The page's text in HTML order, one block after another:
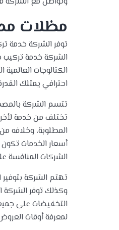
مظلات
توفر الشركة خدمة
الشركة خدمة تركيب
الكتالوجات
احترافي يمتلك
تتسم الشركة
تختلف من خدمة
المطلوبة، وخلافه
أسعار الخدمات
الشركات المنافسة
تهتم الشركة
وكذلك توفر الشركة
التخفيضات على
لمعرفة أوقات